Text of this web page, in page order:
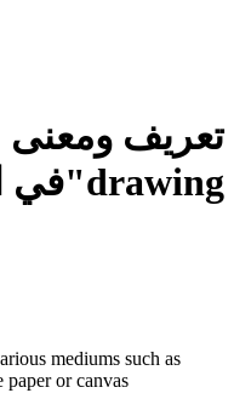
drawing"في اللغة الإنجليزية
mediums such as
paper or canvas